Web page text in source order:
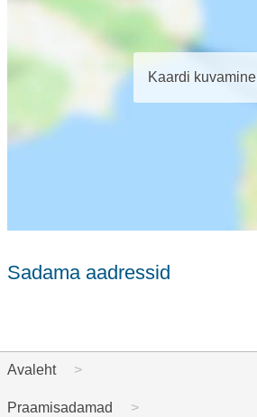
Kaardi kuvamine
Sadama aadressid
Avaleht
Praamisadamad